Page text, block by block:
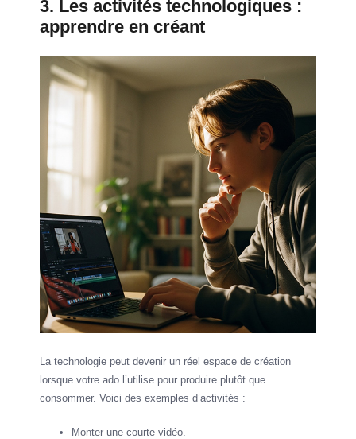
3. Les activités technologiques :
apprendre en créant
La technologie peut devenir un réel espace de création
lorsque votre ado l’utilise pour produire plutôt que
consommer. Voici des exemples d’activités :
Monter une courte vidéo.